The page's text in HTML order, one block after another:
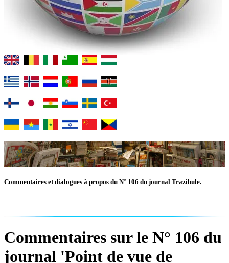
Commentaires et dialogues à propos du N° 106 du journal Trazibule.
Commentaires sur le N° 106 du
journal 'Point de vue de